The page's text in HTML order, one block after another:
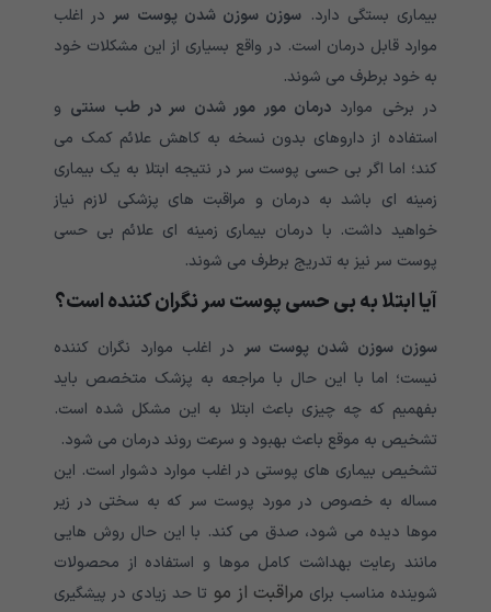
بیماری بستگی دارد. سوزن سوزن شدن پوست سر در اغلب
موارد قابل درمان است. در واقع بسیاری از این مشکلات خود
به خود برطرف می شوند.
در برخی موارددرمان مور مور شدن سر در طب سنتی و
استفاده از داروهای بدون نسخه به کاهش علائم کمک می
کند؛ اما اگر بی حسی پوست سر در نتیجه ابتلا به یک بیماری
زمینه ای باشد به درمان و مراقبت های پزشکی لازم نیاز
خواهید داشت. با درمان بیماری زمینه ای علائم بی حسی
پوست سر نیز به تدریج برطرف می شوند.
آیا ابتلا به بی حسی پوست سر نگران کننده است؟
سوزن سوزن شدن پوست سر در اغلب موارد نگران کننده
نیست؛ اما با این حال با مراجعه به پزشک متخصص باید
بفهمیم که چه چیزی باعث ابتلا به این مشکل شده است.
تشخیص به موقع باعث بهبود و سرعت روند درمان می شود.
تشخیص بیماری های پوستی در اغلب موارد دشوار است. این
مساله به خصوص در مورد پوست سر که به سختی در زیر
موها دیده می شود، صدق می کند. با این حال روش هایی
مانند رعایت بهداشت کامل موها و استفاده از محصولات
شوینده مناسب برای مراقبت از مو تا حد زیادی در پیشگیری